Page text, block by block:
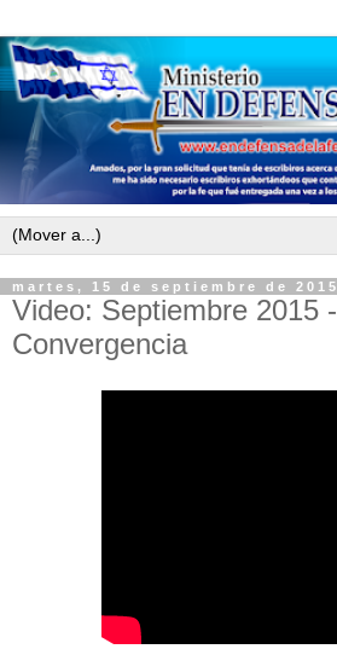
martes, 15 de septiembre de 2015
Video: Septiembre 2015
Convergencia